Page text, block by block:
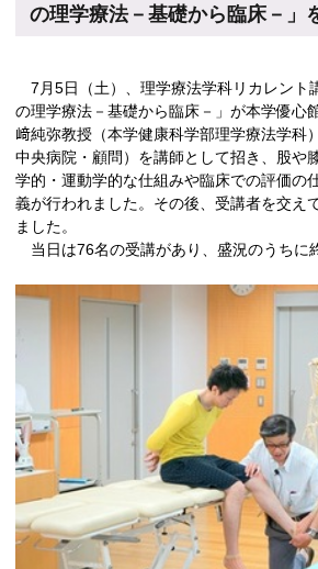
の理学療法－基礎から臨床－」
7月5日（土）、理学療法学科リカレント
の理学療法－基礎から臨床－」が本学優心
﨑純弥教授（本学健康科学部理学療法学科
中央病院・顧問）を講師として招き、股や
学的・運動学的な仕組みや臨床での評価の
義が行われました。その後、受講者を交え
ました。
当日は76名の受講があり、盛況のうちに